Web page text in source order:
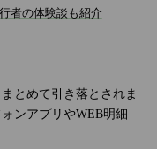
者の体験談も紹介
とめて引き落とされま
ンアプリやWEB明細